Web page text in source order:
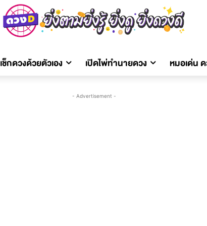
เช็กดวงด้วยตัวเอง เปิดไพ่ทำนายดวง หมอเด่น
- Advertisement -